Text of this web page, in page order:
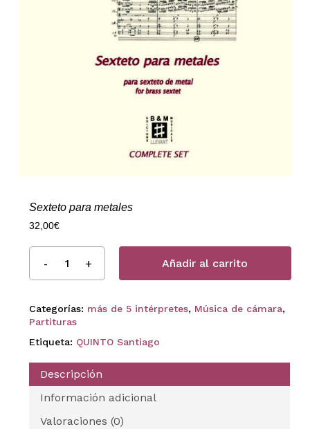
Sexteto para metales
32,00€
Añadir al carrito
Categorías: más de 5 intérpretes, Música de cámara,
Partituras
Etiqueta: QUINTO Santiago
Descripción
Información adicional
Valoraciones (0)